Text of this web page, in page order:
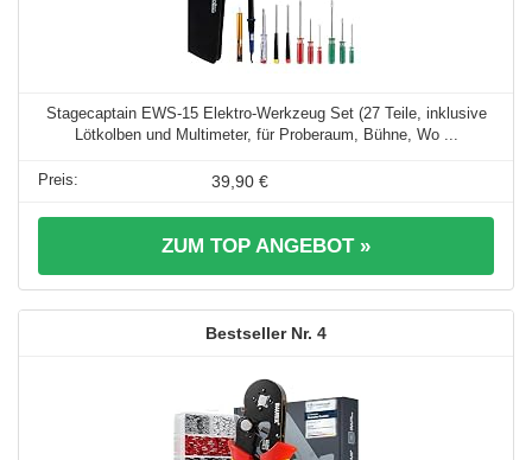
Stagecaptain EWS-15 Elektro-Werkzeug Set (27 Teile, inklusive
Lötkolben und Multimeter, für Proberaum, Bühne, Wo ...
39,90 €
ZUM TOP ANGEBOT »
4